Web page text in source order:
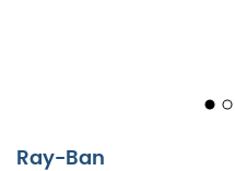
Ray-Ban